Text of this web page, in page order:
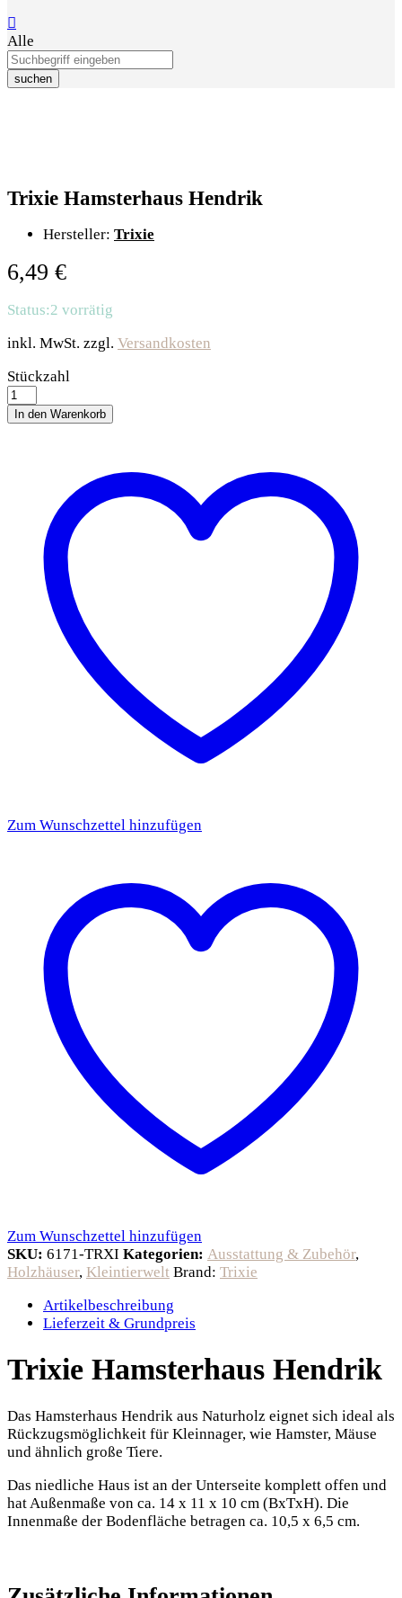
Alle
suchen
Trixie Hamsterhaus Hendrik
Hersteller: Trixie
6,49 €
Status:2 vorrätig
inkl. MwSt. zzgl. Versandkosten
Trixie
Hamsterhaus
Hendrik
quantity
Stückzahl
In den Warenkorb
Zum Wunschzettel hinzufügen
Zum Wunschzettel hinzufügen
SKU: 6171-TRXI Kategorien: Ausstattung & Zubehör,
Holzhäuser, Kleintierwelt Brand: Trixie
Artikelbeschreibung
Lieferzeit & Grundpreis
Trixie Hamsterhaus Hendrik
Das Hamsterhaus Hendrik aus Naturholz eignet sich ideal als
Rückzugsmöglichkeit für Kleinnager, wie Hamster, Mäuse
und ähnlich große Tiere.
Das niedliche Haus ist an der Unterseite komplett offen und
hat Außenmaße von ca. 14 x 11 x 10 cm (BxTxH). Die
Innenmaße der Bodenfläche betragen ca. 10,5 x 6,5 cm.